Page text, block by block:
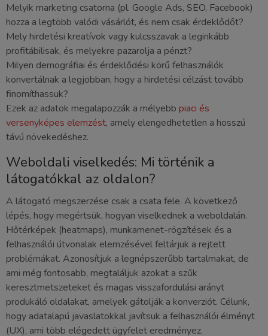
Melyik marketing csatorna (pl. Google Ads, SEO, Facebook)
hozza a legtöbb valódi vásárlót, és nem csak érdeklődőt?
Mely hirdetési kreatívok vagy kulcsszavak a leginkább
profitábilisak, és melyekre pazarolja a pénzt?
Milyen demográfiai és érdeklődési körű felhasználók
konvertálnak a legjobban, hogy a hirdetési célzást tovább
finomíthassuk?
Ezek az adatok megalapozzák a mélyebb piaci és
versenyképes elemzést, amely elengedhetetlen a hosszú
távú növekedéshez.
Weboldali viselkedés: Mi történik a
látogatókkal az oldalon?
A látogató megszerzése csak a csata fele. A következő
lépés, hogy megértsük, hogyan viselkednek a weboldalán.
Hőtérképek (heatmaps), munkamenet-rögzítések és a
felhasználói útvonalak elemzésével feltárjuk a rejtett
problémákat. Azonosítjuk a legnépszerűbb tartalmakat, de
ami még fontosabb, megtaláljuk azokat a szűk
keresztmetszeteket és magas visszafordulási arányt
produkáló oldalakat, amelyek gátolják a konverziót. Célunk,
hogy adatalapú javaslatokkal javítsuk a felhasználói élményt
(UX), ami több elégedett ügyfelet eredményez.